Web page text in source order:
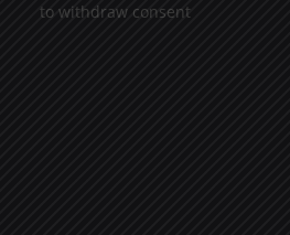
to withdraw consent